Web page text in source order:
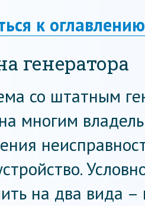
к оглавлению
генератора
со штатным
многим
на два вида –